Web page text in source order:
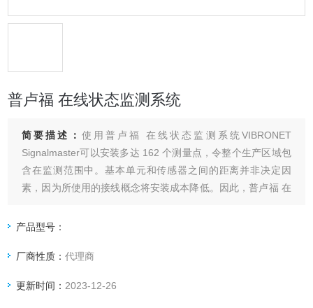
普卢福 在线状态监测系统
简要描述： 使用普卢福 在线状态监测系统VIBRONET
Signalmaster可以安装多达 162 个测量点，令整个生产区域包
含在监测范围中。基本单元和传感器之间的距离并非决定因
素，因为所使用的接线概念将安装成本降低。因此，普卢福 在
产关键型设备的大型工厂的有效和具成本效益的监测系统之一
产品型号：
厂商性质：代理商
更新时间： 2023-12-26